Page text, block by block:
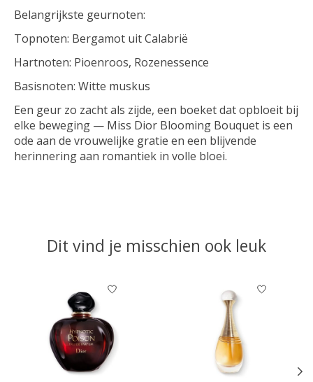
Belangrijkste geurnoten:
Topnoten: Bergamot uit Calabrië
Hartnoten: Pioenroos, Rozenessence
Basisnoten: Witte muskus
Een geur zo zacht als zijde, een boeket dat opbloeit bij
elke beweging — Miss Dior Blooming Bouquet is een
ode aan de vrouwelijke gratie en een blijvende
herinnering aan romantiek in volle bloei.
Dit vind je misschien ook leuk
Items van productcarrousel